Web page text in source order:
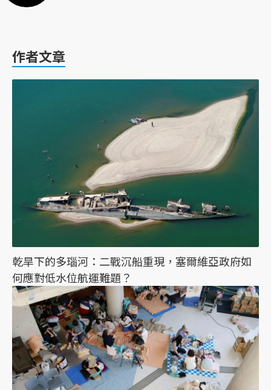
作者文章
乾旱下的多瑙河：二戰沉船重現，塞爾維亞政府如
何應對低水位航運難題？